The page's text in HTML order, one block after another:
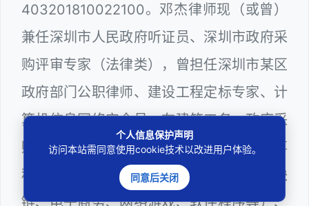
403201810022100。邓杰律师现（或曾）
兼任深圳市人民政府听证员、深圳市政府采
购评审专家（法律类），曾担任深圳市某区
政府部门公职律师、建设工程定标专家、计
算机信息网络安全员，在建筑工务、政府采
购等政府系统工作多年，十分熟悉政府办事
程序规则，较为擅长互联网+平台（含区块
链、电子商务、网络游戏、软件程序等）、
个人信息保护声明
访问本站需同意使用cookie技术以改进用户体验。
同意后关闭